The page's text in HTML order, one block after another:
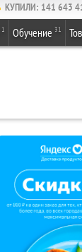
КУПИЛИ: 141 643
1 Обучение 31